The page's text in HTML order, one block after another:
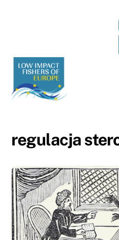
regulacja